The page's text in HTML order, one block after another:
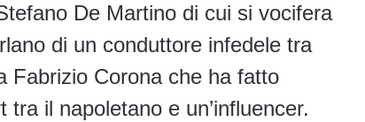
De Martino di cui si vocifera
di un conduttore infedele tra
Fabrizio Corona che ha fatto
il napoletano e un’influencer.